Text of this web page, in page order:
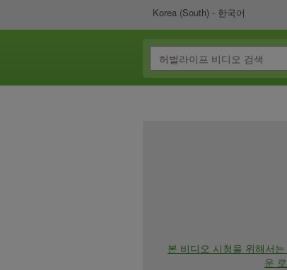
Korea (South) - 한국어
본 비디오 시청을 위해서
운